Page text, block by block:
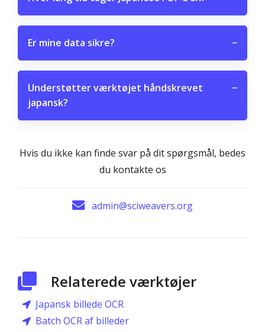
Er mine data sikre? −
Understøtter værktøjet håndskrevet
japansk?
−
Hvis du ikke kan finde svar på dit spørgsmål, bedes
du kontakte os
admin@sciweavers.org
Relaterede værktøjer
Japansk billede OCR
Batch OCR af billeder